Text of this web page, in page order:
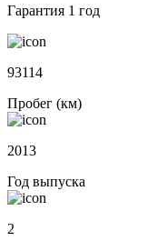
Гарантия 1 год
93114
Пробег (км)
2013
Год выпуска
2